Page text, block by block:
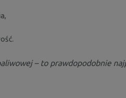
– to prawdopodobnie